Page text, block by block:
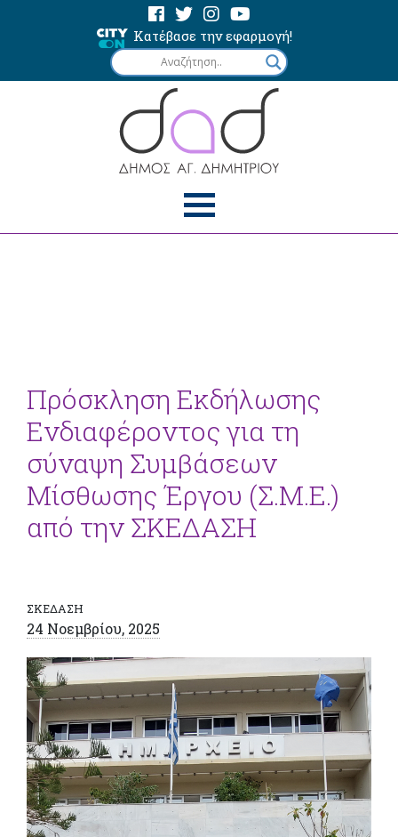
Κατέβασε την εφαρμογή!
Πρόσκληση Εκδήλωσης
Ενδιαφέροντος για τη
σύναψη Συμβάσεων
Μίσθωσης Έργου (Σ.Μ.Ε.)
από την ΣΚΕΔΑΣΗ
ΣΚΕΔΑΣΗ
24 Νοεμβρίου, 2025